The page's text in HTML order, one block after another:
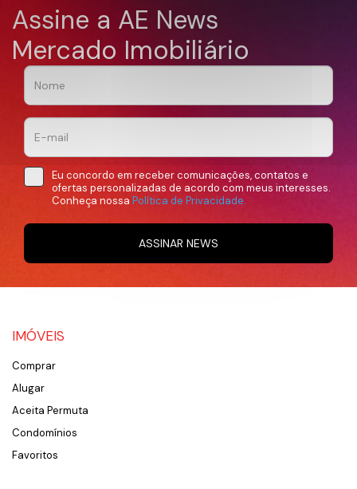
Assine a AE News
Mercado Imobiliário
Eu concordo em receber comunicações, contatos e
ofertas personalizadas de acordo com meus interesses.
Conheça nossa Política de Privacidade.
ASSINAR NEWS
IMÓVEIS
Comprar
Alugar
Aceita Permuta
Condomínios
Favoritos